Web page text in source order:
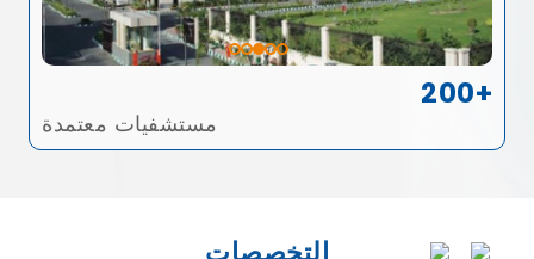
200+
مستشفيات معتمدة